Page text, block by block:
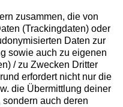
zusammen, die von
(Trackingdaten) oder
Daten zur
sowie auch zu eigenen
/ zu Zwecken Dritter
erfordert nicht nur die
die Übermittlung deiner
auch deren